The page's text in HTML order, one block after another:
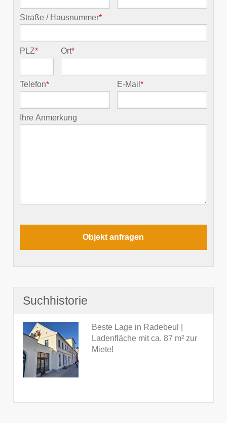
Straße / Hausnummer*
PLZ* Ort*
Telefon* E-Mail*
Ihre Anmerkung
Suchhistorie
Beste Lage in Radebeul |
Ladenfläche mit ca. 87 m² zur
Miete!